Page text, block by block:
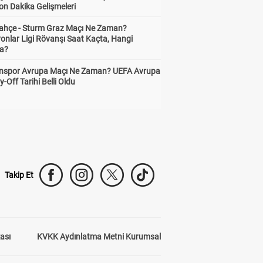
geliştiriyor.
oyundan çıktı.
büyük boşlukta uzak mesafeden
oyundan çıktı
buluşturdu. Alman yıldızın şutu yandan
etti
Dakika Gelişmeleri
- Sturm Graz Maçı Ne Zaman?
Ligi Rövanşı Saat Kaçta, Hangi
Avrupa Maçı Ne Zaman? UEFA Avrupa
Off Tarihi Belli Oldu
Takip Et
KVKK Aydınlatma Metni Kurumsal